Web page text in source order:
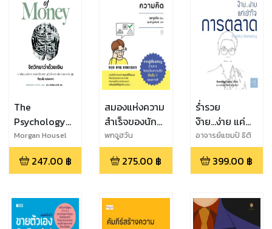
The
Psychology
of Money
จิตวิทยาว่าด้วย
เงิน
Morgan Housel
247.00 ฿
สมองแห่งความ
สำเร็จของนัก
จัดระเบียบความ
คิด
พกจูฮวัน
275.00 ฿
ร่ำรวย
ง๊าย...ง่าย แค่
เข้าใจ การ
ตลาด
Wealthy
อาจารย์แชมป์ ธิติ
พล เทียมจันทร์
399.00 ฿